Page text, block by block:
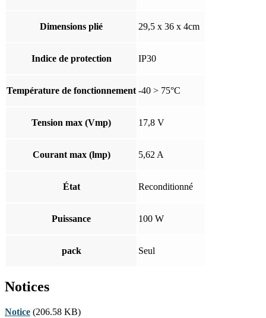
Dimensions plié 29,5 x 36 x 4cm
Indice de protection IP30
Température de fonctionnement -40 > 75°C
Tension max (Vmp) 17,8 V
Courant max (lmp) 5,62 A
État Reconditionné
Puissance 100 W
pack Seul
Notices
Notice (206.58 KB)